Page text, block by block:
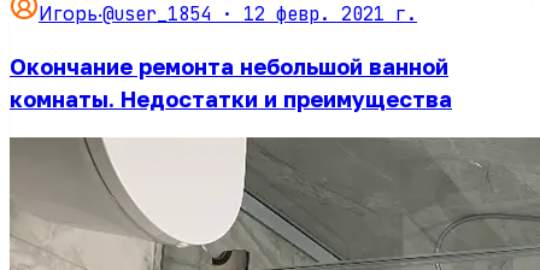
Игорь·@user_1854 · 12 февр. 2021 г.
Окончание ремонта небольшой ванной
комнаты. Недостатки и преимущества